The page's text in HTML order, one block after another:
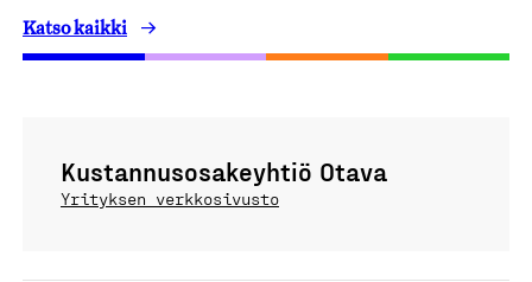
Katso kaikki
Kustannusosakeyhtiö Otava
Yrityksen verkkosivusto